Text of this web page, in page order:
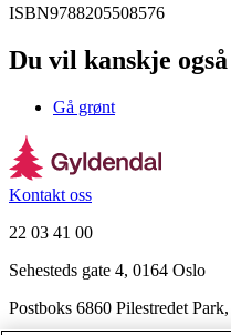
ISBN9788205508576
Du vil kanskje
Gå grønt
Kontakt oss
22 03 41 00
Sehesteds gate 4, 0164 Oslo
Postboks 6860 Pilestredet